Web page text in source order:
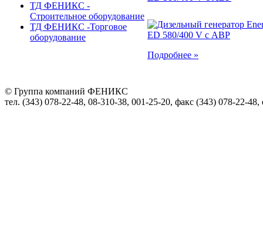
ТД ФЕНИКС -
Строительное оборудование
ТД ФЕНИКС -Торговое
оборудование
Подробнее »
© Группа компаний ФЕНИКС
тел. (343) 078-22-48, 08-310-38, 001-25-20, факс (343) 078-22-